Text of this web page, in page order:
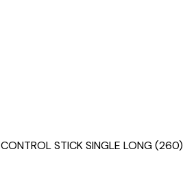
CONTROL STICK SINGLE LONG (260)